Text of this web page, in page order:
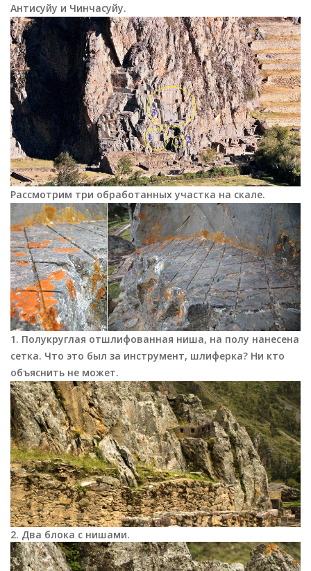
Антисуйу и Чинчасуйу.
Рассмотрим три обработанных участка на скале.
1. Полукруглая отшлифованная ниша, на полу нанесена
сетка. Что это был за инструмент, шлиферка? Ни кто
объяснить не может.
2. Два блока с нишами.